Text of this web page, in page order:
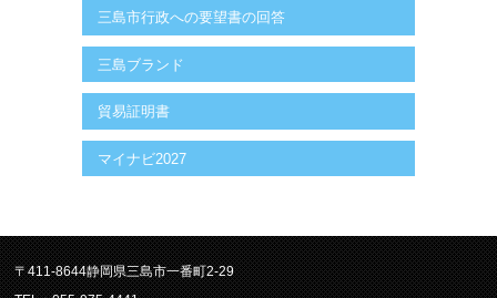
三島市行政への要望書の回答
三島ブランド
貿易証明書
マイナビ2027
〒411-8644静岡県三島市一番町2-29